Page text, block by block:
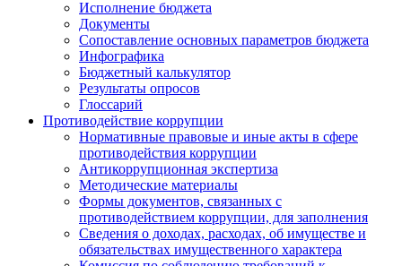
Исполнение бюджета
Документы
Сопоставление основных параметров бюджета
Инфографика
Бюджетный калькулятор
Результаты опросов
Глоссарий
Противодействие коррупции
Нормативные правовые и иные акты в сфере
противодействия коррупции
Антикоррупционная экспертиза
Методические материалы
Формы документов, связанных с
противодействием коррупции, для заполнения
Сведения о доходах, расходах, об имуществе и
обязательствах имущественного характера